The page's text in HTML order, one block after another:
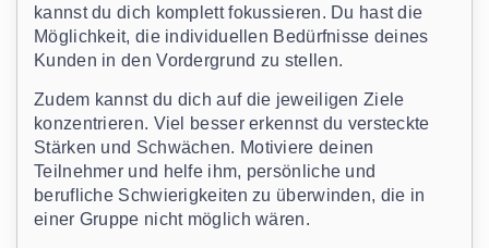
kannst du dich komplett fokussieren. Du hast die
Möglichkeit, die individuellen Bedürfnisse deines
Kunden in den Vordergrund zu stellen.
Zudem kannst du dich auf die jeweiligen Ziele
konzentrieren. Viel besser erkennst du versteckte
Stärken und Schwächen. Motiviere deinen
Teilnehmer und helfe ihm, persönliche und
berufliche Schwierigkeiten zu überwinden, die in
einer Gruppe nicht möglich wären.